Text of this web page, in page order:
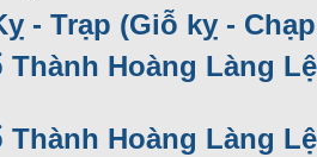
- Trạp (Giỗ kỵ -
Thành Hoàng Làng
Thành Hoàng Làng